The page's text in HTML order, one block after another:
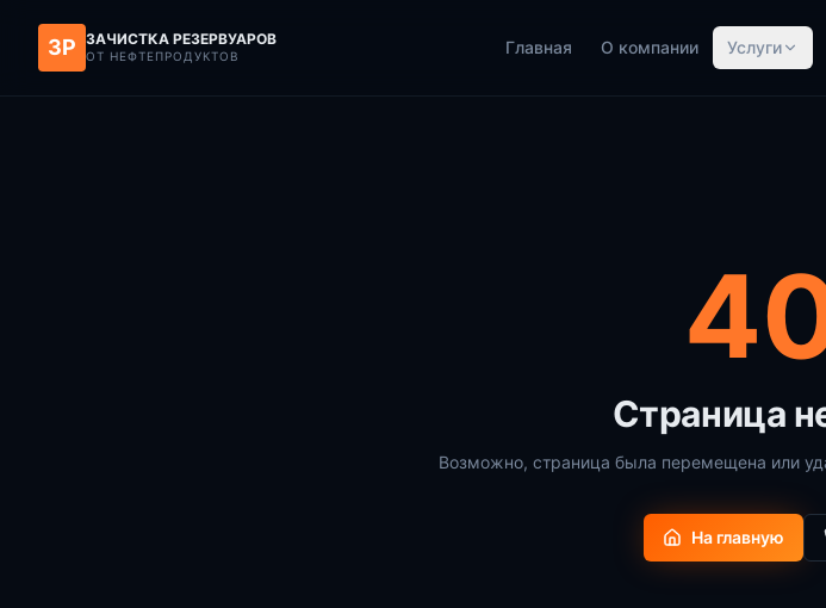
ЗР ЗАЧИСТКА РЕЗЕРВУАРОВ
ОТ НЕФТЕПРОДУКТОВ Главная О компании Услуги
Страница
Возможно, страница была перемещена или
На главную